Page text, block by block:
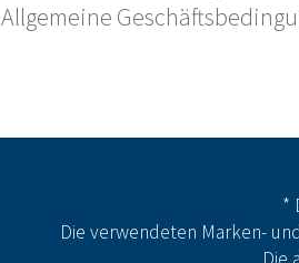
Allgemeine
*
Die verwendeten Marken-